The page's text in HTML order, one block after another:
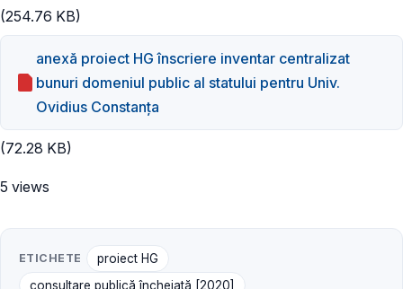
(254.76 KB)
anexă proiect HG înscriere inventar centralizat
bunuri domeniul public al statului pentru Univ.
Ovidius Constanța
(72.28 KB)
5 views
ETICHETE
proiect HG
consultare publică încheiată [2020]